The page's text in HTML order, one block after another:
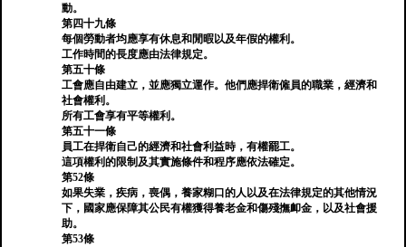
動。
第四十九條
每個勞動者均應享有休息和閒暇以及年假的權利。
工作時間的長度應由法律規定。
第五十條
工會應自由建立，並應獨立運作。他們應捍衛僱員的職業，經濟和
社會權利。
所有工會享有平等權利。
第五十一條
員工在捍衛自己的經濟和社會利益時，有權罷工。
這項權利的限制及其實施條件和程序應依法確定。
第52條
如果失業，疾病，喪偶，養家糊口的人以及在法律規定的其他情況
下，國家應保障其公民有權獲得養老金和傷殘撫卹金，以及社會援
助。
第53條